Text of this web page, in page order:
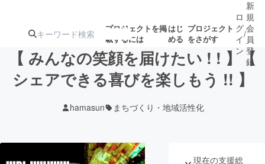
プロジェクトを掲
載するには
はじ
める
プロジェクト
をさがす
ターン
ジェクト
募集終了が近いプ
ロジェクト
アート・写真 音楽
ロ
グ
イ
ン
/
新
規
会
員
登
録
【 みんなの笑顔を届けたい ! ! 】【
シェアできる喜びを楽しもう !! 】
hamasun まちづくり・地域活性化
現在の支援総